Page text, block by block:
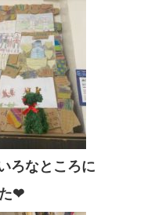
ろなところに
❤